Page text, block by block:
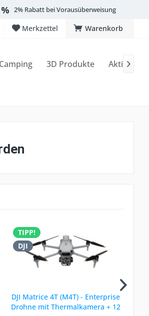
2% Rabatt bei Vorausüberweisung
Warenkorb
Merkzettel
Camping 3D Produkte Aktionen

TIPP!
DJI
DJI Matrice 4T (M4T) - Enterprise
Drohne mit Thermalkamera + 12